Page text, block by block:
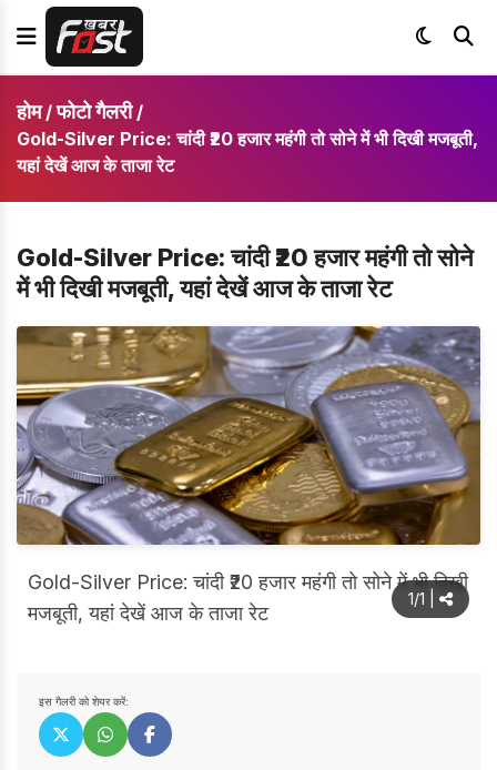
होम/ फोटो गैलरी/
Gold-Silver Price: चांदी ₹20 हजार महंगी तो सोने में भी दिखी मजबूती,
यहां देखें आज के ताजा रेट
Gold-Silver Price: चांदी ₹20 हजार महंगी तो सोने
में भी दिखी मजबूती, यहां देखें आज के ताजा रेट
1/1
Gold-Silver Price: चांदी ₹20 हजार महंगी तो सोने में भी दिखी
मजबूती, यहां देखें आज के ताजा रेट
इस गैलरी को शेयर करें: